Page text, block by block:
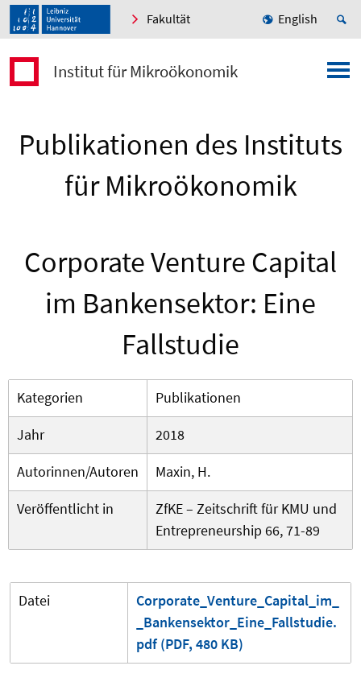
Fakultät English
Institut für Mikroökonomik
Publikationen des Instituts
für Mikroökonomik
Corporate Venture Capital
im Bankensektor: Eine
Fallstudie
Kategorien
Publikationen
Jahr
2018
Autorinnen/Autoren
Maxin, H.
Veröffentlicht in
ZfKE – Zeitschrift für KMU und
Entrepreneurship 66, 71-89
Datei
Corporate_Venture_Capital_im_
_Bankensektor_Eine_Fallstudie.
pdf (PDF, 480 KB)